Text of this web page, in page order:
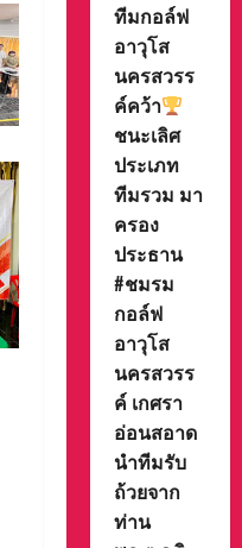
ทีมกอล์ฟ
อาวุโส
นครสวรร
ค์คว้า
ชนะเลิศ
ประเภท
ทีมรวม มา
ครอง
ประธาน
#ชมรม
กอล์ฟ
อาวุโส
นครสวรร
ค์ เกศรา
อ่อนสอาด
นำทีมรับ
ถ้วยจาก
ท่าน